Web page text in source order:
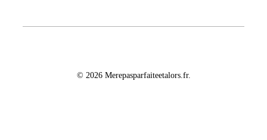
© 2026 Merepasparfaiteetalors.fr.